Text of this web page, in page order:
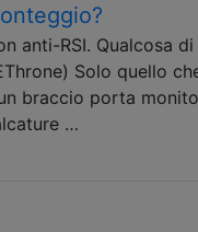
anti-RSI. Qualcosa
Solo quello
braccio porta
…